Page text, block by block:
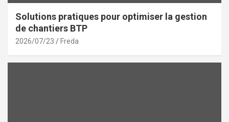
Solutions pratiques pour optimiser la gestion
de chantiers BTP
2026/07/23 Freda